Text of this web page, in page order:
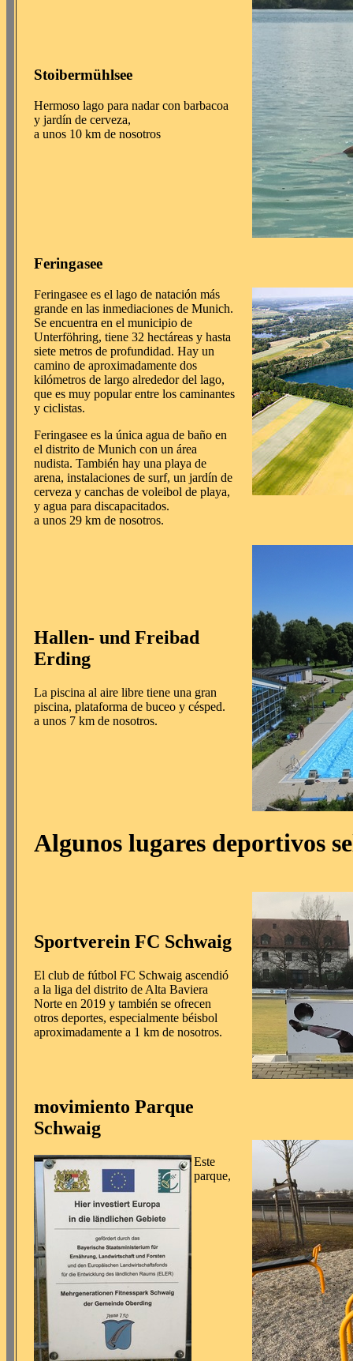
Stoibermühlsee
Hermoso lago para nadar con barbacoa
y jardín de cerveza,
a unos 10 km de nosotros
Feringasee
Feringasee es el lago de natación más
grande en las inmediaciones de Munich.
Se encuentra en el municipio de
Unterföhring, tiene 32 hectáreas y hasta
siete metros de profundidad. Hay un
camino de aproximadamente dos
kilómetros de largo alrededor del lago,
que es muy popular entre los caminantes
y ciclistas.
Feringasee es la única agua de baño en
el distrito de Munich con un área
nudista. También hay una playa de
arena, instalaciones de surf, un jardín de
cerveza y canchas de voleibol de playa,
y agua para discapacitados.
a unos 29 km de nosotros.
Hallen- und Freibad
Erding
La piscina al aire libre tiene una gran
piscina, plataforma de buceo y césped.
a unos 7 km de nosotros.
Algunos lugares deportivos
Sportverein FC Schwaig
El club de fútbol FC Schwaig ascendió
a la liga del distrito de Alta Baviera
Norte en 2019 y también se ofrecen
otros deportes, especialmente béisbol
aproximadamente a 1 km de nosotros.
movimiento Parque
Schwaig
Este
parque,